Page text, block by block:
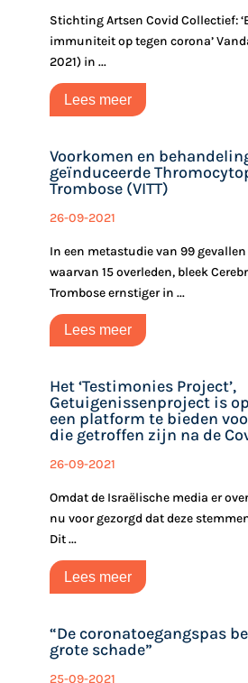
Stichting Artsen Covid Collectief:
immuniteit op tegen corona’
2021) in ...
Lees meer
Voorkomen en
geïnduceerde
Trombose (VITT)
26-09-2021
In een metastudie van 99 gevallen
waarvan ‎15 overleden, bleek
Trombose ernstiger in ...
Lees meer
Het ‘Testimonies Project’,
Getuigenissenproject is
een platform te bieden
die getroffen zijn na de
26-09-2021
Omdat de Israëlische media er
nu voor gezorgd dat deze
‎Dit ...
Lees meer
“De coronatoegangspas
grote schade”
25-09-2021